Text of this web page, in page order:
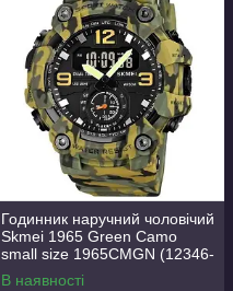
Годинник наручний чоловічий
Skmei 1965 Green Camo
small size 1965CMGN (12346-
hbr)
В наявності